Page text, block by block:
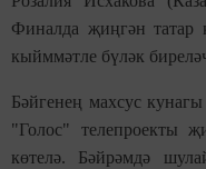
Финалда җиңгән татар
кыйммәтле бүләк
Бәйгенең махсус
"Голос" телепроекты
көтелә. Бәйрәмдә